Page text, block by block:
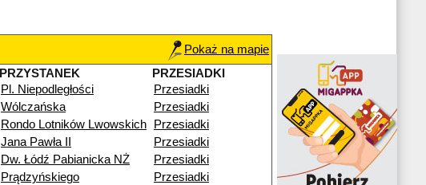
Pokaż na mapie
PRZYSTANEK
PRZESIADKI
Pl. Niepodległości
Przesiadki
Wólczańska
Przesiadki
Rondo Lotników Lwowskich
Przesiadki
Jana Pawła II
Przesiadki
Dw. Łódź Pabianicka NŻ
Przesiadki
Prądzyńskiego
Przesiadki